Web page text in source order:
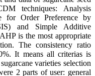
techniques: Analysis
for Order Preference by
and Simple Additive
is the most appropriate
The consistency ratio
It means all criterias is
varieties selection
2 parts of user: general